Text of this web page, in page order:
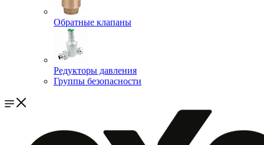
Обратные клапаны
Редукторы давления
Группы безопасности